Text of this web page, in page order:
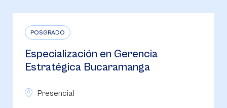
POSGRADO
Especialización en Gestión para el
Desarrollo Humano en la